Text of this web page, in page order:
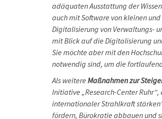
adäquaten Ausstattung der
auch mit Software von kleinen
Digitalisierung von Verwaltungs-
mit Blick auf die Digitalisierung
Sie möchte aber mit den
notwendig sind, um die
Als weitere Maßnahmen zur
Initiative „Research-Center
internationaler Strahlkraft
fördern, Bürokratie abbauen und